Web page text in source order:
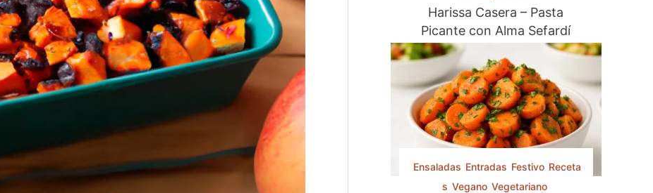
Harissa Casera – Pasta
Picante con Alma Sefardí
Ensaladas Entradas Festivo Receta
s Vegano Vegetariano